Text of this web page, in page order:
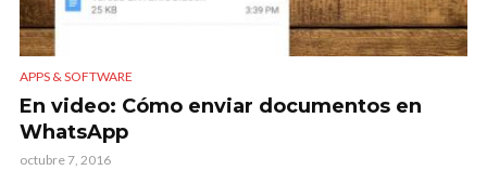
APPS & SOFTWARE
En video: Cómo enviar documentos en
WhatsApp
octubre 7, 2016